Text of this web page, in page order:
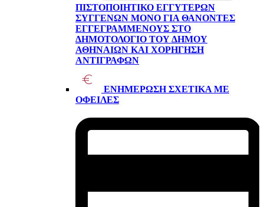
ΠΙΣΤΟΠΟΙΗΤΙΚΌ ΕΓΓΥΤΈΡΩΝ
ΣΥΓΓΕΝΏΝ ΜΌΝΟ ΓΙΑ ΘΑΝΌΝΤΕΣ
ΕΓΓΕΓΡΑΜΜΈΝΟΥΣ ΣΤΟ
ΔΗΜΟΤΟΛΌΓΙΟ ΤΟΥ ΔΉΜΟΥ
ΑΘΗΝΑΊΩΝ ΚΑΙ ΧΟΡΉΓΗΣΗ
ΑΝΤΙΓΡΆΦΩΝ
ΕΝΗΜΈΡΩΣΗ ΣΧΕΤΙΚΆ ΜΕ
ΟΦΕΙΛΈΣ